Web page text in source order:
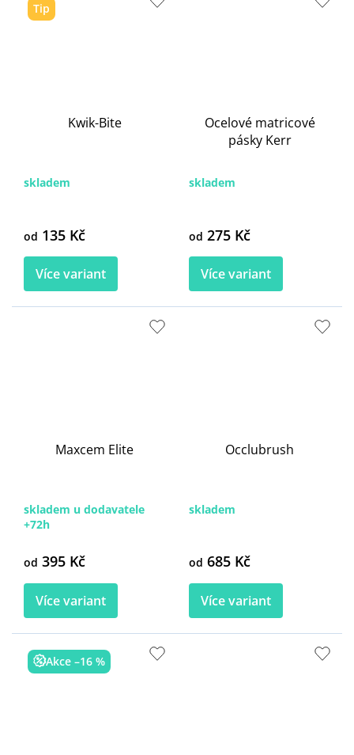
Tip
Kwik-Bite
skladem
od 135 Kč
Více variant
Ocelové matricové
pásky Kerr
skladem
od 275 Kč
Více variant
Maxcem Elite
skladem u dodavatele
+72h
od 395 Kč
Více variant
Occlubrush
skladem
od 685 Kč
Více variant
Akce –16 %